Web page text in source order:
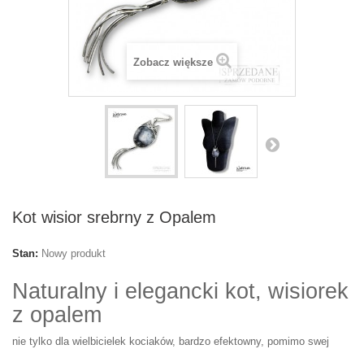
Zobacz większe
Kot wisior srebrny z Opalem
Stan: Nowy produkt
Naturalny i elegancki kot, wisiorek
z opalem
nie tylko dla wielbicielek kociaków, bardzo efektowny, pomimo swej